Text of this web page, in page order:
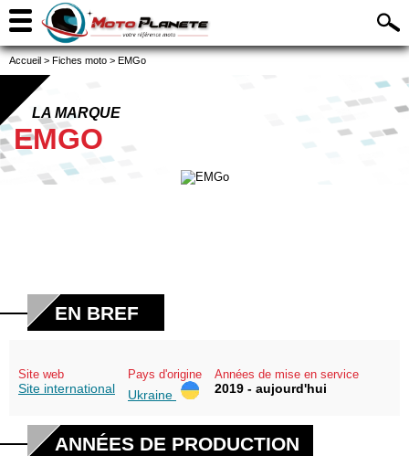
Accueil > Fiches moto > EMGo
LA MARQUE
EMGO
EN BREF
Site web
Site international
Pays d'origine
Ukraine
Années de mise en service
2019 - aujourd'hui
ANNÉES DE PRODUCTION